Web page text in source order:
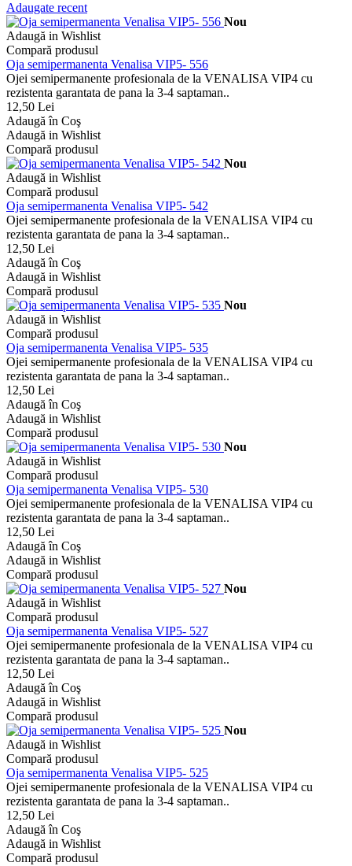
Adaugate recent
Nou
Adaugă in Wishlist
Compară produsul
Oja semipermanenta Venalisa VIP5- 556
Ojei semipermanente profesionala de la VENALISA VIP4 cu
rezistenta garantata de pana la 3-4 saptaman..
12,50 Lei
Adaugă în Coş
Adaugă in Wishlist
Compară produsul
Nou
Adaugă in Wishlist
Compară produsul
Oja semipermanenta Venalisa VIP5- 542
Ojei semipermanente profesionala de la VENALISA VIP4 cu
rezistenta garantata de pana la 3-4 saptaman..
12,50 Lei
Adaugă în Coş
Adaugă in Wishlist
Compară produsul
Nou
Adaugă in Wishlist
Compară produsul
Oja semipermanenta Venalisa VIP5- 535
Ojei semipermanente profesionala de la VENALISA VIP4 cu
rezistenta garantata de pana la 3-4 saptaman..
12,50 Lei
Adaugă în Coş
Adaugă in Wishlist
Compară produsul
Nou
Adaugă in Wishlist
Compară produsul
Oja semipermanenta Venalisa VIP5- 530
Ojei semipermanente profesionala de la VENALISA VIP4 cu
rezistenta garantata de pana la 3-4 saptaman..
12,50 Lei
Adaugă în Coş
Adaugă in Wishlist
Compară produsul
Nou
Adaugă in Wishlist
Compară produsul
Oja semipermanenta Venalisa VIP5- 527
Ojei semipermanente profesionala de la VENALISA VIP4 cu
rezistenta garantata de pana la 3-4 saptaman..
12,50 Lei
Adaugă în Coş
Adaugă in Wishlist
Compară produsul
Nou
Adaugă in Wishlist
Compară produsul
Oja semipermanenta Venalisa VIP5- 525
Ojei semipermanente profesionala de la VENALISA VIP4 cu
rezistenta garantata de pana la 3-4 saptaman..
12,50 Lei
Adaugă în Coş
Adaugă in Wishlist
Compară produsul